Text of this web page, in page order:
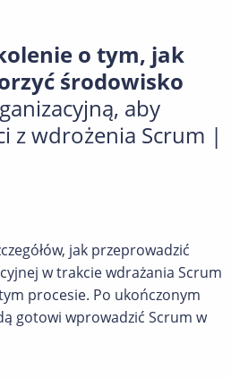
o tym, jak
środowisko
aby
z wdrożenia Scrum |
jak przeprowadzić
w trakcie wdrażania Scrum
procesie. Po ukończonym
gotowi wprowadzić Scrum w